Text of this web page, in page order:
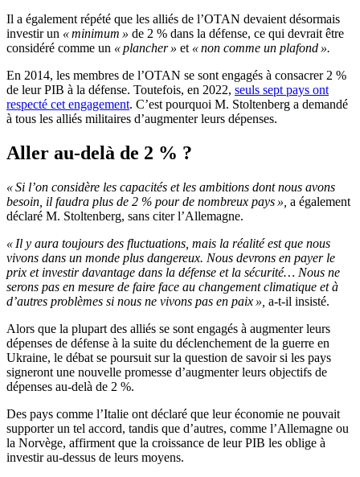
Il a également répété que les alliés de l’OTAN devaient désormais
investir un « minimum » de 2 % dans la défense, ce qui devrait être
considéré comme un « plancher » et « non comme un plafond ».
En 2014, les membres de l’OTAN se sont engagés à consacrer 2 %
de leur PIB à la défense. Toutefois, en 2022, seuls sept pays ont
respecté cet engagement. C’est pourquoi M. Stoltenberg a demandé
à tous les alliés militaires d’augmenter leurs dépenses.
Aller au-delà de 2 % ?
« Si l’on considère les capacités et les ambitions dont nous avons
besoin, il faudra plus de 2 % pour de nombreux pays », a également
déclaré M. Stoltenberg, sans citer l’Allemagne.
« Il y aura toujours des fluctuations, mais la réalité est que nous
vivons dans un monde plus dangereux. Nous devrons en payer le
prix et investir davantage dans la défense et la sécurité… Nous ne
serons pas en mesure de faire face au changement climatique et à
d’autres problèmes si nous ne vivons pas en paix », a-t-il insisté.
Alors que la plupart des alliés se sont engagés à augmenter leurs
dépenses de défense à la suite du déclenchement de la guerre en
Ukraine, le débat se poursuit sur la question de savoir si les pays
signeront une nouvelle promesse d’augmenter leurs objectifs de
dépenses au-delà de 2 %.
Des pays comme l’Italie ont déclaré que leur économie ne pouvait
supporter un tel accord, tandis que d’autres, comme l’Allemagne ou
la Norvège, affirment que la croissance de leur PIB les oblige à
investir au-dessus de leurs moyens.